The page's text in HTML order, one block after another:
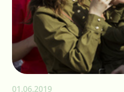
01.06.2019